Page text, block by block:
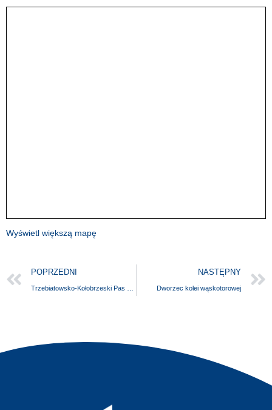
Wyświetl większą mapę
POPRZEDNI NASTĘPNY
Dworzec kolei wąskotorowej